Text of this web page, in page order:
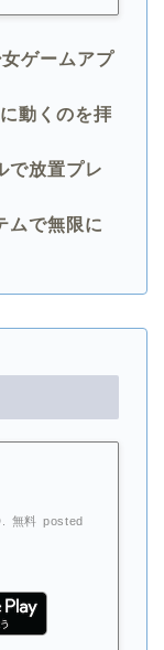
ゲームアプ
動くのを拝
で放置プレ
ムで無限に
無料 posted